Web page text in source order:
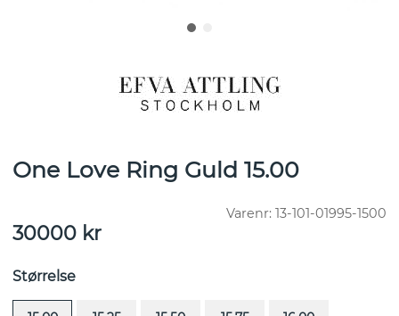
One Love Ring Guld 15.00
Varenr: 13-101-01995-1500
30000 kr
Størrelse